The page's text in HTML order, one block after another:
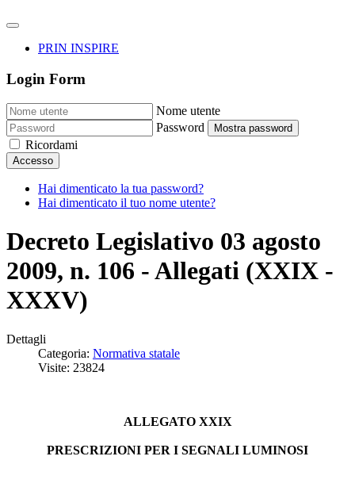
PRIN INSPIRE
Login Form
Nome utente
Password
Mostra password
Ricordami
Accesso
Hai dimenticato la tua password?
Hai dimenticato il tuo nome utente?
Decreto Legislativo 03 agosto
2009, n. 106 - Allegati (XXIX -
XXXV)
Dettagli
Categoria: Normativa statale
Visite: 23824
ALLEGATO XXIX
PRESCRIZIONI PER I SEGNALI LUMINOSI